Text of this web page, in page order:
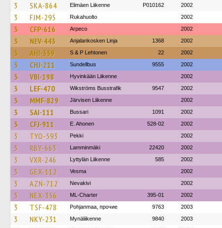
3 SKA-864 Elimäen Liikenne P010162 2002
3 FJM-295 Rukahuolto 2002
3 CFP-616 Arpeco 2002
3 NEV-443 Anjalankosken Linja 1368 2002
3 AHI-359 S & P Lehtonen 22 2002
3 CHJ-211 Sundellbus 9555 2002
3 VBI-198 Hyvinkään Liikenne 2002
3 LEF-470 Wikströms Busstrafik 9547 2002
3 MMF-829 Järvisen Liikenne 2002
3 SAI-111 Bussari 1091 2002
3 CFJ-911 E. Ahonen 528-02 2002
3 TYO-593 Pekki 2002
3 RBY-663 Lamminmäki 22420 2002
3 VXR-246 Lyttylän Liikenne 585 2002
3 GEX-112 Vesma 2002
3 AZN-712 Nevakivi 2002
3 NEX-356 ML-Charter 395-01 2002
3 TSF-478 Pohjanmaa, прочие 9763 2003
3 NKY-231 Mynäliikenne 9840 2003